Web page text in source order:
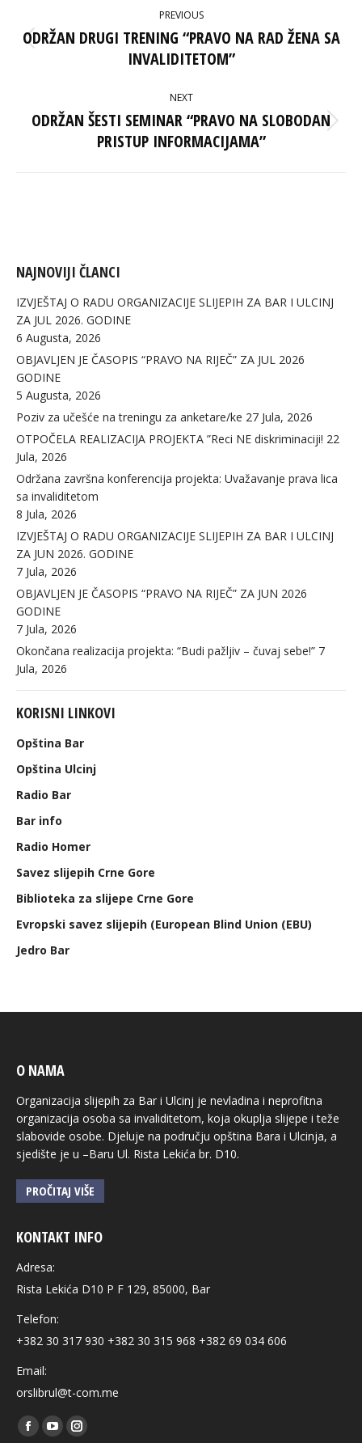
NAVIGATION
PREVIOUS
Previous
post:
ODRŽAN DRUGI TRENING “PRAVO NA RAD ŽENA SA
INVALIDITETOM”
NEXT
Next
post:
ODRŽAN ŠESTI SEMINAR “PRAVO NA SLOBODAN
PRISTUP INFORMACIJAMA”
NAJNOVIJI ČLANCI
IZVJEŠTAJ O RADU ORGANIZACIJE SLIJEPIH ZA BAR I ULCINJ
ZA JUL 2026. GODINE
6 Augusta, 2026
OBJAVLJEN JE ČASOPIS “PRAVO NA RIJEČ” ZA JUL 2026
GODINE
5 Augusta, 2026
Poziv za učešće na treningu za anketare/ke 27 Jula, 2026
OTPOČELA REALIZACIJA PROJEKTA ”Reci NE diskriminaciji! 22
Jula, 2026
Održana završna konferencija projekta: Uvažavanje prava lica
sa invaliditetom
8 Jula, 2026
IZVJEŠTAJ O RADU ORGANIZACIJE SLIJEPIH ZA BAR I ULCINJ
ZA JUN 2026. GODINE
7 Jula, 2026
OBJAVLJEN JE ČASOPIS “PRAVO NA RIJEČ” ZA JUN 2026
GODINE
7 Jula, 2026
Okončana realizacija projekta: “Budi pažljiv – čuvaj sebe!” 7
Jula, 2026
KORISNI LINKOVI
Opština Bar
Opština Ulcinj
Radio Bar
Bar info
Radio Homer
Savez slijepih Crne Gore
Biblioteka za slijepe Crne Gore
Evropski savez slijepih (European Blind Union (EBU)
Jedro Bar
O NAMA
Organizacija slijepih za Bar i Ulcinj je nevladina i neprofitna
organizacija osoba sa invaliditetom, koja okuplja slijepe i teže
slabovide osobe. Djeluje na području opština Bara i Ulcinja, a
sjedište je u –Baru Ul. Rista Lekića br. D10.
PROČITAJ VIŠE
KONTAKT INFO
Adresa:
Rista Lekića D10 P F 129, 85000, Bar
Telefon:
+382 30 317 930 +382 30 315 968 +382 69 034 606
Email:
orslibrul@t-com.me
Find us on:
Facebook
YouTubeInstagram